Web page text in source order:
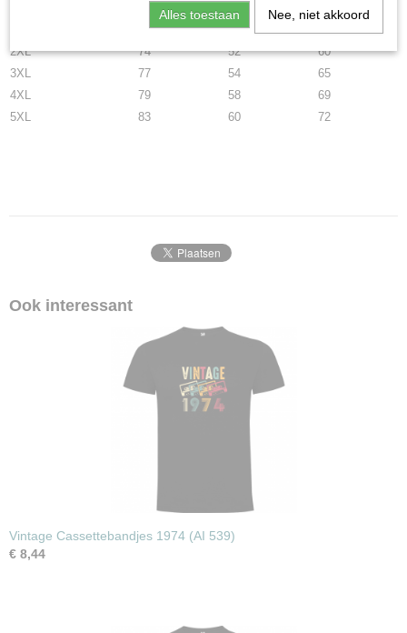
54
73 50
58
2XL
74 52
60
3XL
77 54
65
4XL
79 58
69
5XL
83 60 72
Ook interessant
Vintage Cassettebandjes 1974 (AI 539)
€ 8,44
Alles toestaan Nee, niet akkoord